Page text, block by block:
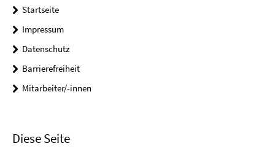
Startseite
Impressum
Datenschutz
Barrierefreiheit
Mitarbeiter/-innen
Diese Seite